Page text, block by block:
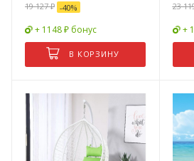
19 127₽ -40%
+ 1148 ₽ бонус
В КОРЗИНУ
23
+